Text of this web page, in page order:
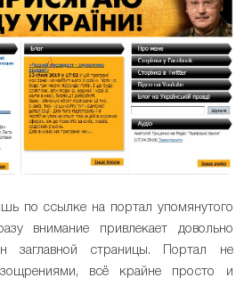
по ссылке на портал упомянутого
внимание привлекает довольно
заглавной страницы. Портал не
всё крайне просто и